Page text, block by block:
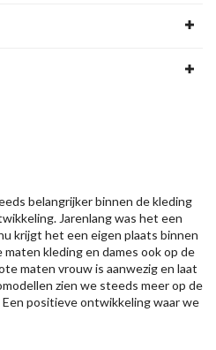
belangrijker binnen de kleding
Jarenlang was het een
krijgt het een eigen plaats binnen
kleding en dames ook op de
maten vrouw is aanwezig en laat
zien we steeds meer op de
positieve ontwikkeling waar we